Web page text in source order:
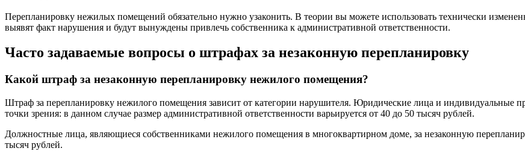
Перепланировку нежилых помещений обязательно нужно узаконить. В теории вы можете использовать технически
выявят факт нарушения и будут вынуждены привлечь собственника к административной ответственности.
Часто задаваемые вопросы о штрафах за незаконную перепланировку
Какой штраф за незаконную перепланировку нежилого помещения?
Штраф за перепланировку нежилого помещения зависит от категории нарушителя. Юридические лица и индивидуальные
точки зрения: в данном случае размер административной ответственности варьируется от 40 до 50 тысяч рублей.
Должностные лица, являющиеся собственниками нежилого помещения в многоквартирном доме, за незаконную
тысяч рублей.